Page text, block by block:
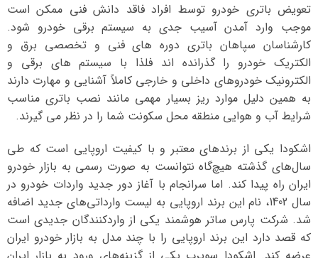
تعویض باتری خودرو توسط افراد فاقد دانش فنی ممکن است
موجب وارد آمدن آسیب جدی به سیستم برقی خودرو شود.
کارشناسان سپاهان باتری دوره های فنی و تخصصی برق و
الکتریک خودرو را گذرانده اند فلذا با سیستم های برقی و
الکترونیک خودروهای داخلی و خارجی کاملاً آشنایی و مهارت دارند
به همین دلیل موارد ریز بسیار مهمی مانند نصب باتری مناسب
شرایط آب و هوایی منطقه محل سکونت شما را در نظر می گیرند.
اشکودا یکی از برندهای معتبر و با کیفیت اروپایی است که طی
سال‌های گذشته هیچ‌گاه نتوانست به صورت رسمی به بازار خودرو
ایران راه پیدا کند. اما سرانجام با آغاز دور جدید واردات خودرو در
سال 1402، نام این برند اروپایی به لیست وارداتی‌های جدید اضافه
شد. شرکت پارس ساتر هوشمند یکی از واردکنندگان جدیدی است
که قصد دارد این برند اروپایی را با چند مدل به بازار خودرو ایران